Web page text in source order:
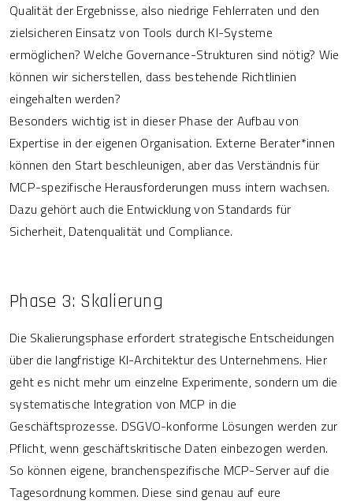
Qualität der Ergebnisse, also niedrige Fehlerraten und den
zielsicheren Einsatz von Tools durch KI-Systeme
ermöglichen? Welche Governance-Strukturen sind nötig? Wie
können wir sicherstellen, dass bestehende Richtlinien
eingehalten werden?
Besonders wichtig ist in dieser Phase der Aufbau von
Expertise in der eigenen Organisation. Externe Berater*innen
können den Start beschleunigen, aber das Verständnis für
MCP-spezifische Herausforderungen muss intern wachsen.
Dazu gehört auch die Entwicklung von Standards für
Sicherheit, Datenqualität und Compliance.
Phase 3: Skalierung
Die Skalierungsphase erfordert strategische Entscheidungen
über die langfristige KI-Architektur des Unternehmens. Hier
geht es nicht mehr um einzelne Experimente, sondern um die
systematische Integration von MCP in die
Geschäftsprozesse. DSGVO-konforme Lösungen werden zur
Pflicht, wenn geschäftskritische Daten einbezogen werden.
So können eigene, branchenspezifische MCP-Server auf die
Tagesordnung kommen. Diese sind genau auf eure